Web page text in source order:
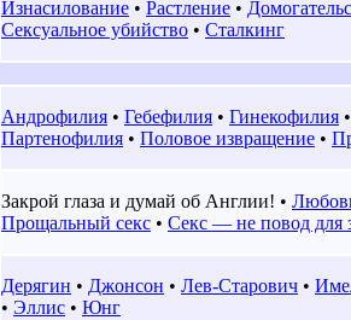
Изнасилование • Растление •
Сексуальное убийство • Сталкинг
Андрофилия • Гебефилия • Гинекофилия
Партенофилия • Половое извращение •
Закрой глаза и думай об Англии! •
Прощальный секс • Секс — не повод для
Дерягин • Джонсон • Лев-Старович •
• Эллис • Юнг